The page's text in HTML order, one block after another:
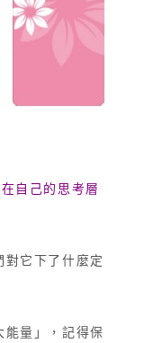
自己的思考層
它下了什麼定
量」
，記得保